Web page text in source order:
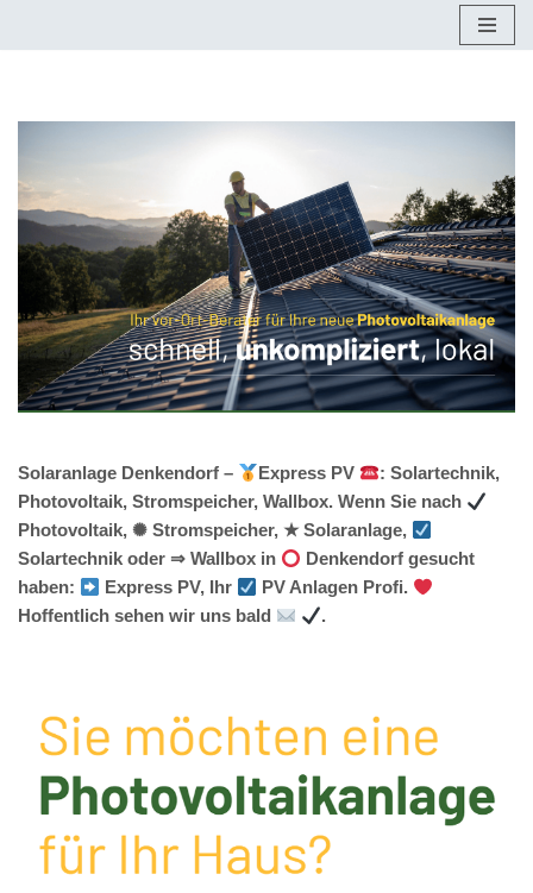
springen
Solaranlage Denkendorf – Express PV
: Solartechnik,
Photovoltaik, Stromspeicher, Wallbox. Wenn Sie nach
Photovoltaik, ✺ Stromspeicher, ★ Solaranlage,
Solartechnik oder ⇒ Wallbox in
Denkendorf gesucht
haben:
Express PV, Ihr
PV Anlagen Profi.
Hoffentlich sehen wir uns bald
.